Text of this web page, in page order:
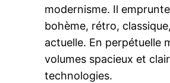
modernisme. Il
bohème, rétro,
actuelle. En perpétuelle
volumes spacieux et
technologies.